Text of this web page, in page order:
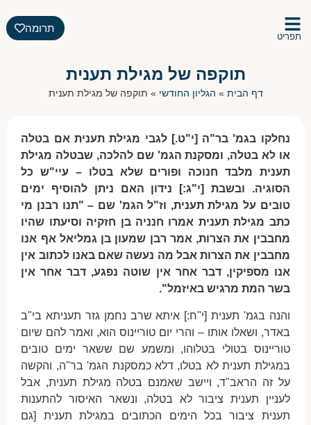
תפריט
תרומה
תוקפה של מגילת תענית
דף הבית » הגליון החודשי » תוקפה של מגילת תענית
נחלקו בגמ' בר"ה [י"ט.] לגבי מגילת תענית אם בטלה
או לא בטלה, ומסקנת הגמ' שם להלכה, שבטלה מגילת
תענית מלבד חנוכה ופורים שלא בטלו – עיי"ש כל
הסוגיה. ובשבת [י"ג:] נידון האם ניתן להוסיף ימים
טובים על מגילת תענית, וז"ל הגמ' שם – "תנו רבנן מי
כתב מגילת תענית אמרו חנניה בן חזקיה וסיעתו שהיו
מחבבין את הצרות, אמר רבן שמעון בן גמליאל אף אנו
מחבבין את הצרות אבל מה נעשה שאם באנו לכתוב אין
אנו מספיקין, דבר אחר אין שוטה נפגע, דבר אחר אין
בשר המת מרגיש באיזמל".
והנה בגמ' תענית [י"ח:] איתא שרב נחמן גזר תעניתא בי"ב
באדר, ושאלו אותו – והרי יום טוריינוס הוא, ואמר להם שיום
טוריינוס בטולי בטלוהו, ומשמע שם ששאר ימים טובים
במגילת תענית לא בטלו, דלא כמסקנת הגמ' בר"ה, והקשה
על זה הראב"ד, ויישב שאמנם בטלה מגילת תענית, אבל
לעניין תענית ציבור לא בטלה, ונשאר האיסור להתענות
תענית ציבור בכל הימים הכתובים במגילת תענית [גם